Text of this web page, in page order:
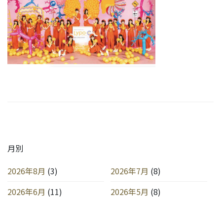
月別
2026年8月 (3) 2026年7月 (8)
2026年6月 (11) 2026年5月 (8)